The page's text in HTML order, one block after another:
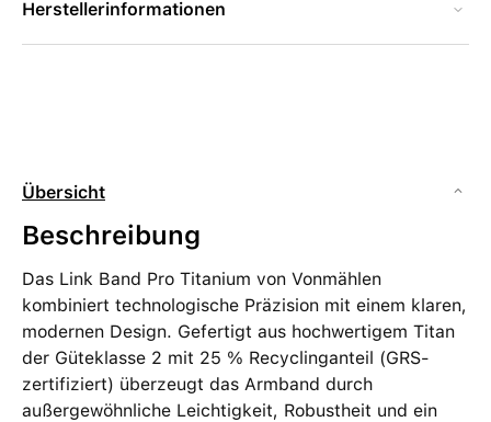
Herstellerinformationen
Übersicht
Beschreibung
Das Link Band Pro Titanium von Vonmählen
kombiniert technologische Präzision mit einem klaren,
modernen Design. Gefertigt aus hochwertigem Titan
der Güteklasse 2 mit 25 % Recyclinganteil (GRS-
zertifiziert) überzeugt das Armband durch
außergewöhnliche Leichtigkeit, Robustheit und ein